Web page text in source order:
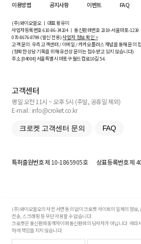
이용방법
공지사항 이벤트 FAQ
(주)와이오엘오 ㅣ 대표 황유미
사업자등록번호610-86-34204ㅣ 통신판매번호 2019-서울마포-
070-8676-8799 (발신 전용)사업자 정보 확인 >
고객 문의: 우측 고객센터 / 이메일 / 카카오플러스 채널을 통해 문의
(정확한 상담 기록을 위해 유선상 문의는 접수받고 있지 않습니다)
주소 [04004] 서울특별시 마포구 월드컵로10길5-6
고객센터
평일 오전 11시 ~ 오후 5시 (주말, 공휴일 제외)
E-mail : info@croket.co.kr
크로켓 고객센터 문의 FAQ
특허출원번호제 10-1865905호 상표등록번호제
(주)와이오엘오의 사전 서면 동의 없이 크로켓 사이트의 일체의 정보
전송, 스크래핑 등 무단 사용할 수 없습니다.
크로켓은 통신판매중개자이며 통신판매의 당사자가 아닙니다. 따라
하여 책임을 지지 않습니다.